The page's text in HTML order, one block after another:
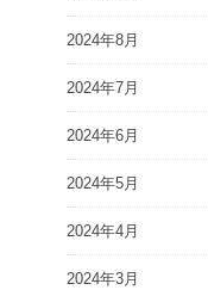
2024年8月
2024年7月
2024年6月
2024年5月
2024年4月
2024年3月